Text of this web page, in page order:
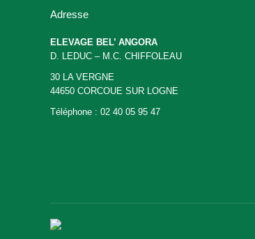
Adresse
ELEVAGE BEL’ ANGORA
D. LEDUC – M.C. CHIFFOLEAU
30 LA VERGNE
44650 CORCOUE SUR LOGNE
Téléphone : 02 40 05 95 47